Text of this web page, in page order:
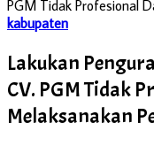
PGM Tidak Profesional
kabupaten
Lakukan
CV. PGM Tidak
Melaksanakan